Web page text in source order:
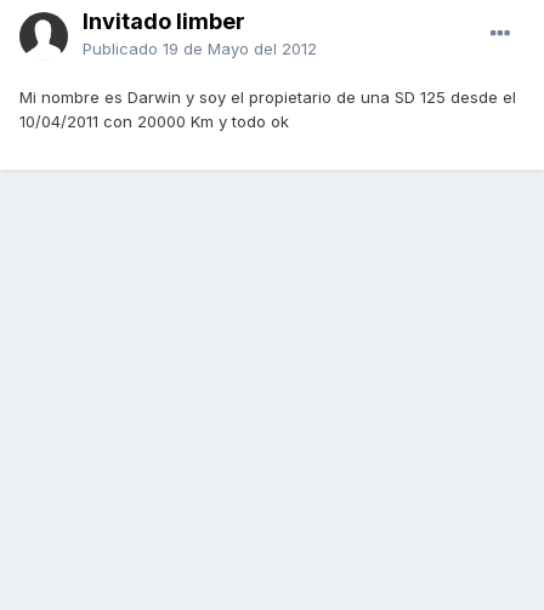
Invitado limber
Publicado 19 de Mayo del 2012
Mi nombre es Darwin y soy el propietario de una SD 125 desde el
10/04/2011 con 20000 Km y todo ok